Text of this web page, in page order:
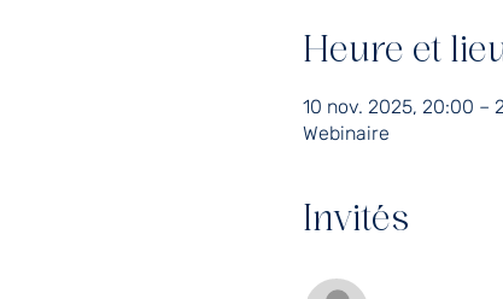
Heure et
10 nov. 2025, 20:00 –
Webinaire
Invités